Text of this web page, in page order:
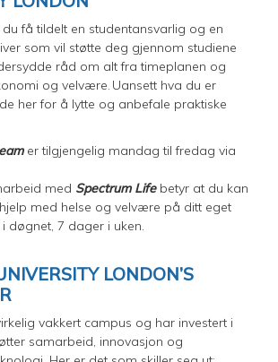
få tildelt en studentansvarlig og en
som vil støtte deg gjennom studiene
råd om alt fra timeplanen og
og velvære. Uansett hva du er
her for å lytte og anbefale praktiske
er tilgjengelig mandag til fredag via
med Spectrum Life betyr at du kan
med helse og velvære på ditt eget
døgnet, 7 dager i uken.
LONDON’S
vakkert campus og har investert i
samarbeid, innovasjon og